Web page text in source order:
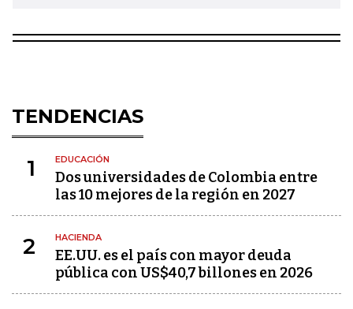
TENDENCIAS
1 EDUCACIÓN
Dos universidades de Colombia entre
las 10 mejores de la región en 2027
2 HACIENDA
EE.UU. es el país con mayor deuda
pública con US$40,7 billones en 2026